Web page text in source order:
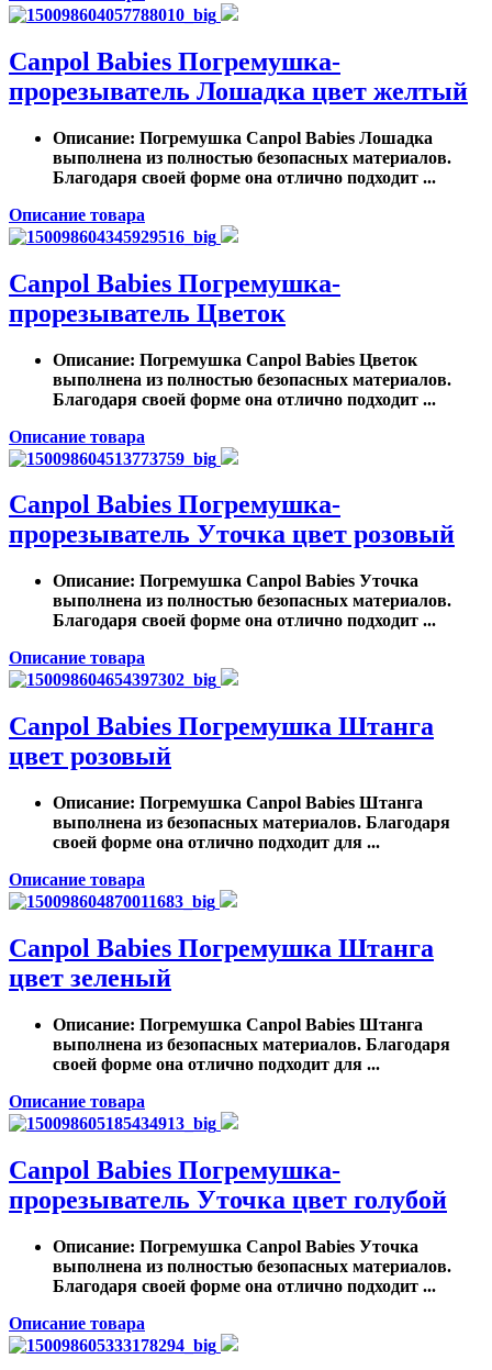
Canpol Babies Погремушка-
прорезыватель Лошадка цвет желтый
Описание: Погремушка Canpol Babies Лошадка
выполнена из полностью безопасных материалов.
Благодаря своей форме она отлично подходит ...
Описание товара
Canpol Babies Погремушка-
прорезыватель Цветок
Описание: Погремушка Canpol Babies Цветок
выполнена из полностью безопасных материалов.
Благодаря своей форме она отлично подходит ...
Описание товара
Canpol Babies Погремушка-
прорезыватель Уточка цвет розовый
Описание: Погремушка Canpol Babies Уточка
выполнена из полностью безопасных материалов.
Благодаря своей форме она отлично подходит ...
Описание товара
Canpol Babies Погремушка Штанга
цвет розовый
Описание: Погремушка Canpol Babies Штанга
выполнена из безопасных материалов. Благодаря
своей форме она отлично подходит для ...
Описание товара
Canpol Babies Погремушка Штанга
цвет зеленый
Описание: Погремушка Canpol Babies Штанга
выполнена из безопасных материалов. Благодаря
своей форме она отлично подходит для ...
Описание товара
Canpol Babies Погремушка-
прорезыватель Уточка цвет голубой
Описание: Погремушка Canpol Babies Уточка
выполнена из полностью безопасных материалов.
Благодаря своей форме она отлично подходит ...
Описание товара